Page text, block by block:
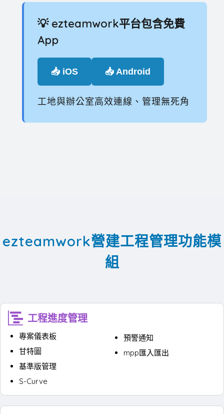
💡 ezteamwork平台包含免費
App
📥 iOS 📥 Android
工地與辦公室高效連線、管理無死角
ezteamwork營建工程管理功能模
組
工程進度管理
專案儀表板
甘特圖
基準版管理
S-Curve
預警通知
mpp匯入匯出